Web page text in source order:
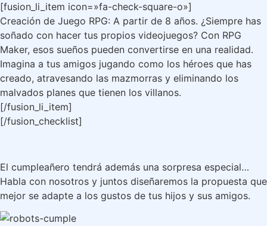
[fusion_li_item icon=»fa-check-square-o»]
Creación de Juego RPG: A partir de 8 años. ¿Siempre has
soñado con hacer tus propios videojuegos? Con RPG
Maker, esos sueños pueden convertirse en una realidad.
Imagina a tus amigos jugando como los héroes que has
creado, atravesando las mazmorras y eliminando los
malvados planes que tienen los villanos.
[/fusion_li_item]
[/fusion_checklist]
El cumpleañero tendrá además una sorpresa especial…
Habla con nosotros y juntos diseñaremos la propuesta que
mejor se adapte a los gustos de tus hijos y sus amigos.